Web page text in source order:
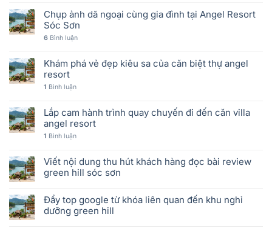
Chụp ảnh dã ngoại cùng gia đình tại Angel Resort
Sóc Sơn
6 Bình luận
Khám phá vẻ đẹp kiêu sa của căn biệt thự angel
resort
1 Bình luận
Lắp cam hành trình quay chuyến đi đến căn villa
angel resort
1 Bình luận
Viết nội dung thu hút khách hàng đọc bài review
green hill sóc sơn
Đẩy top google từ khóa liên quan đến khu nghỉ
dưỡng green hill